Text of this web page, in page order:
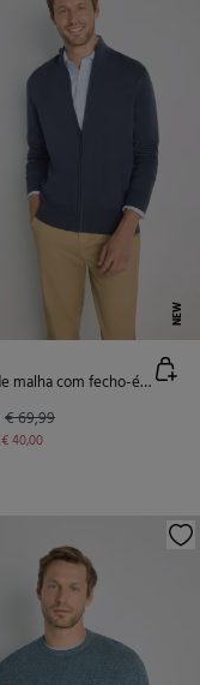
NEW
Casaco de malha com fecho-éclair
€ 69,99
€ 40,00